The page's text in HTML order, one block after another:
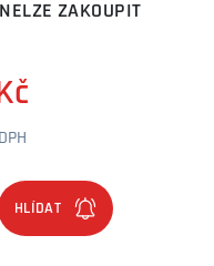
ZAKOUPIT